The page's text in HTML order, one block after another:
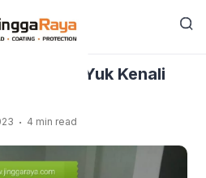
›PU Concrete untuk Industri,
Industri, Yuk Kenali
. 4 min read